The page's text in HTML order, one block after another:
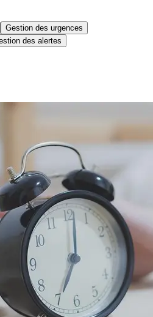
Gestion des urgences
des alertes